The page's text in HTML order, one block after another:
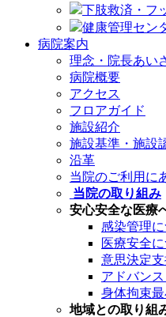
下肢救済・フ
健康管理セン
病院案内
理念・院長あい
病院概要
アクセス
フロアガイド
施設紹介
施設基準・施設
沿革
当院のご利用に
当院の取り組み
安心安全な医療
感染管理
医療安全
意思決定
アドバン
身体拘束
地域との取り組